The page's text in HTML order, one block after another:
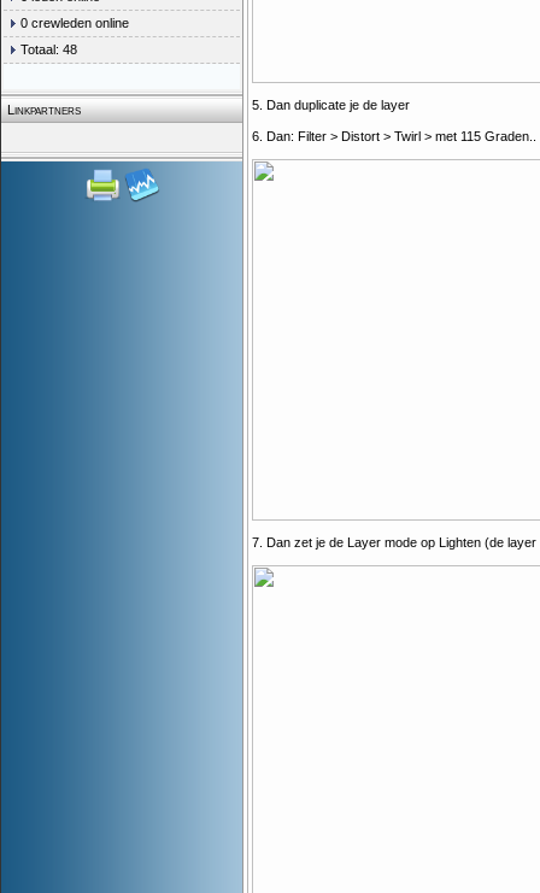
0 crewleden online
Totaal: 48
Linkpartners 5. Dan duplicate je de layer
6. Dan: Filter > Distort > Twirl > met 115 Graden..
7. Dan zet je de Layer mode op Lighten (de